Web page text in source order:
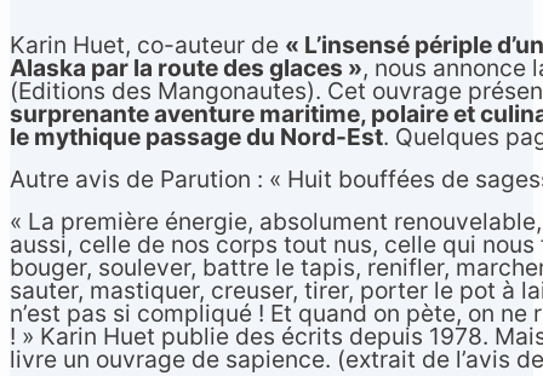
Karin Huet, co-auteur de « L’insensé périple
Alaska par la route des glaces », nous annonce
(Editions des Mangonautes). Cet ouvrage
surprenante aventure maritime, polaire et
le mythique passage du Nord-Est. Quelques
Autre avis de Parution : « Huit bouffées de
« La première énergie, absolument
aussi, celle de nos corps tout nus, celle qui
bouger, soulever, battre le tapis, renifler,
sauter, mastiquer, creuser, tirer, porter le pot à
n’est pas si compliqué ! Et quand on pète, on
! » Karin Huet publie des écrits depuis 1978.
livre un ouvrage de sapience. (extrait de l’avis